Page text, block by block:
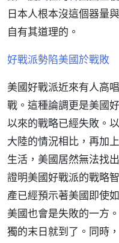
日本人根本沒這個器量
自有其道理的。
好戰派勢陷美國於戰敗
美國好戰派近來有人高
戰。這種論調更是美國
以來的戰略已經失敗。
大陸的情況相比，再加
生活，美國居然無法找
證明美國好戰派的戰略
產已經預示著美國即使
美國也會是失敗的一方
獨的末日就到了。同時